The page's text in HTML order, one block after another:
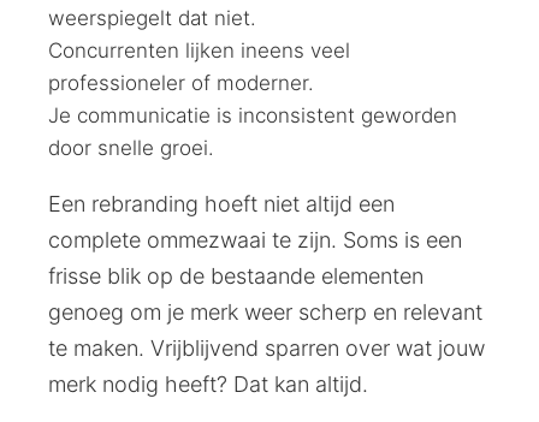
weerspiegelt dat niet.
Concurrenten lijken ineens veel
professioneler of moderner.
Je communicatie is inconsistent geworden
door snelle groei.
Een rebranding hoeft niet altijd een
complete ommezwaai te zijn. Soms is een
frisse blik op de bestaande elementen
genoeg om je merk weer scherp en relevant
te maken. Vrijblijvend sparren over wat jouw
merk nodig heeft? Dat kan altijd.